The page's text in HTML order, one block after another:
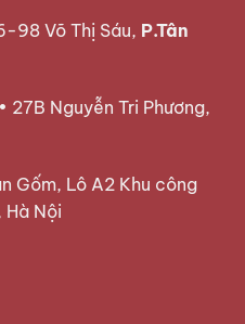
98 Võ Thị Sáu, P.Tân
27B Nguyễn Tri Phương,
Gốm, Lô A2 Khu công
Hà Nội